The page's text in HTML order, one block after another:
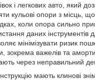
і легкових авто, який
кульові опори з місць,
коли опора сильно
даних інструментів
мінімізувати ризик
зокрема важелів та
через неправильний
мають клинові